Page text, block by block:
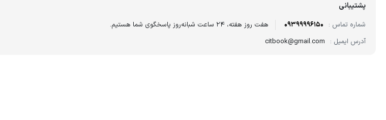
پشتیبانی
شماره تماس : 09399996150
هفت روز هفته، ۲۴ ساعت شبانه‌روز پاسخگوی شما هستیم.
آدرس ایمیل : citbook@gmail.com